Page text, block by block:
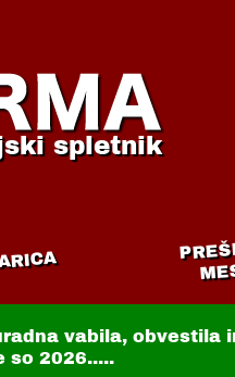
spletnik
vabila, obvestila
so 2026.....